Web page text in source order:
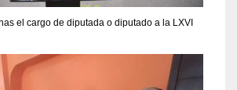
el cargo de diputada o diputado a la LXVI